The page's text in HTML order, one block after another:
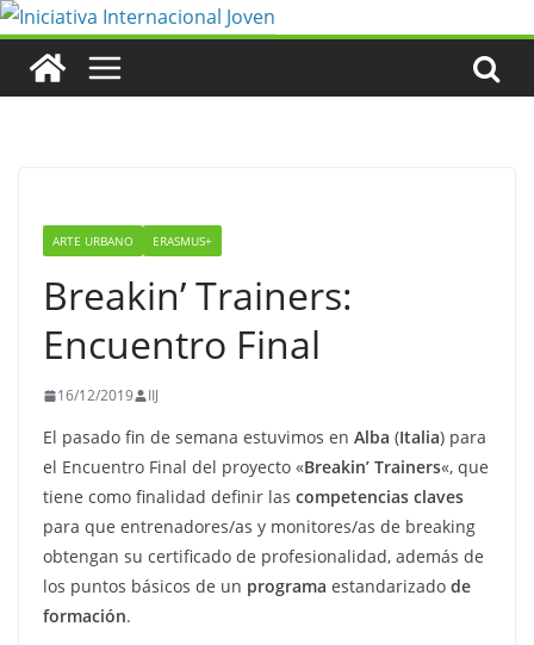
Saltar
contenido
ARTE URBANO ERASMUS+
Breakin’ Trainers:
Encuentro Final
16/12/2019 IIJ
El pasado fin de semana estuvimos en Alba (Italia) para
el Encuentro Final del proyecto «Breakin’ Trainers«, que
tiene como finalidad definir las competencias claves
para que entrenadores/as y monitores/as de breaking
obtengan su certificado de profesionalidad, además de
los puntos básicos de un programa estandarizado de
formación.